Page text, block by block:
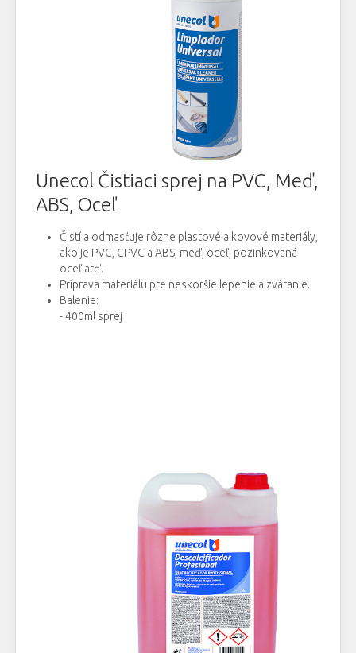
Unecol Čistiaci sprej na PVC, Meď,
ABS, Oceľ
Čistí a odmasťuje rôzne plastové a kovové materiály,
ako je PVC, CPVC a ABS, meď, oceľ, pozinkovaná
oceľ atď.
Príprava materiálu pre neskoršie lepenie a zváranie.
Balenie:
- 400ml sprej